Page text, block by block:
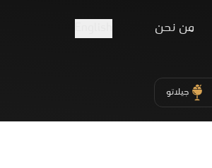
من نحن
جيلاتو